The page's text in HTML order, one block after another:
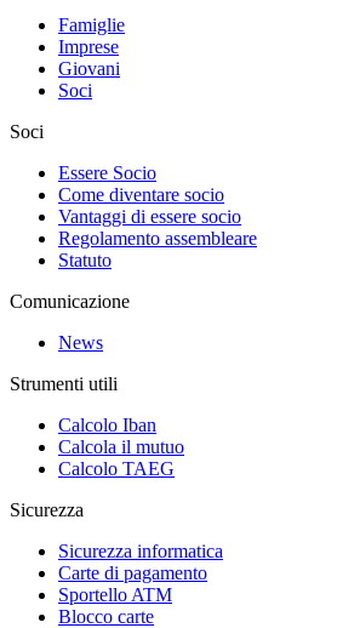
Famiglie
Imprese
Giovani
Soci
Soci
Essere Socio
Come diventare socio
Vantaggi di essere socio
Regolamento assembleare
Statuto
Comunicazione
News
Strumenti utili
Calcolo Iban
Calcola il mutuo
Calcolo TAEG
Sicurezza
Sicurezza informatica
Carte di pagamento
Sportello ATM
Blocco carte